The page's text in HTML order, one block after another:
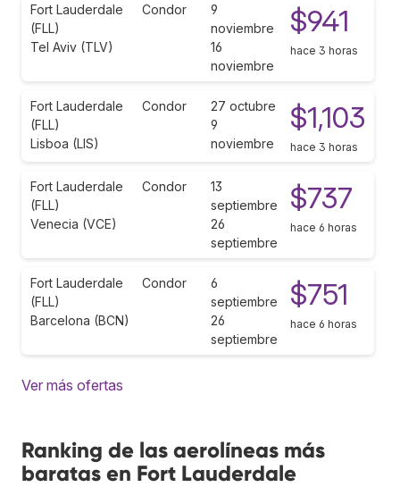
Fort Lauderdale
(FLL)
Tel Aviv (TLV)
Condor
9
noviembre
16
noviembre
$941
hace 3 horas
Fort Lauderdale
(FLL)
Lisboa (LIS)
Condor
27 octubre
9
noviembre
$1,103
hace 3 horas
Fort Lauderdale
(FLL)
Venecia (VCE)
Condor
13
septiembre
26
septiembre
$737
hace 6 horas
Fort Lauderdale
(FLL)
Barcelona (BCN)
Condor
6
septiembre
26
septiembre
$751
hace 6 horas
Ver más ofertas
Ranking de las aerolíneas más
baratas en Fort Lauderdale